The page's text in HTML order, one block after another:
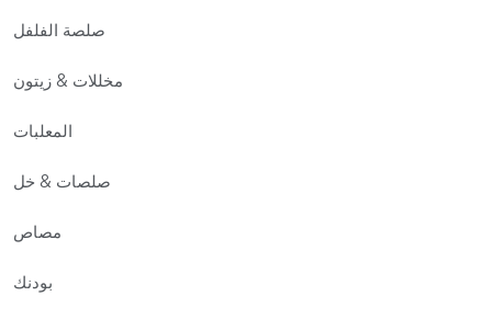
صلصة الفلفل
مخللات & زيتون
المعلبات
صلصات & خل
مصاص
بودنك